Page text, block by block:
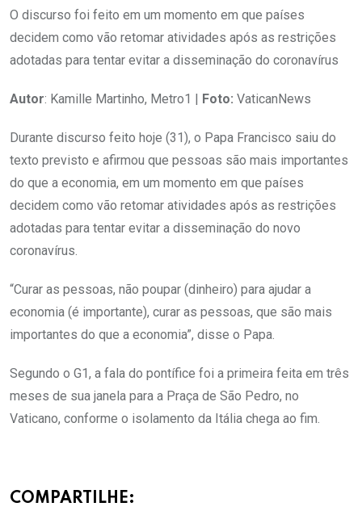
O discurso foi feito em um momento em que países
decidem como vão retomar atividades após as restrições
adotadas para tentar evitar a disseminação do coronavírus
Autor: Kamille Martinho, Metro1 | Foto: VaticanNews
Durante discurso feito hoje (31), o Papa Francisco saiu do
texto previsto e afirmou que pessoas são mais importantes
do que a economia, em um momento em que países
decidem como vão retomar atividades após as restrições
adotadas para tentar evitar a disseminação do novo
coronavírus.
“Curar as pessoas, não poupar (dinheiro) para ajudar a
economia (é importante), curar as pessoas, que são mais
importantes do que a economia”, disse o Papa.
Segundo o G1, a fala do pontífice foi a primeira feita em três
meses de sua janela para a Praça de São Pedro, no
Vaticano, conforme o isolamento da Itália chega ao fim.
COMPARTILHE: